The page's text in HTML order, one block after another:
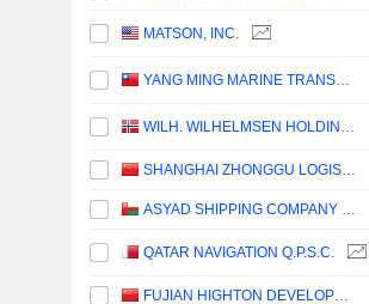
MATSON, INC.
YANG MING MARINE TRANSPORT CORPORATION
WILH. WILHELMSEN HOLDING ASA
SHANGHAI ZHONGGU LOGISTICS CO., LTD.
ASYAD SHIPPING COMPANY SAOG
QATAR NAVIGATION Q.P.S.C.
FUJIAN HIGHTON DEVELOPMENT CO., LTD.